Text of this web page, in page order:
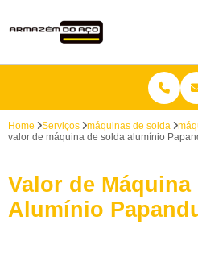
Home Serviços máquinas de solda
valor de máquina de solda alumínio
Valor de Máquina
Alumínio